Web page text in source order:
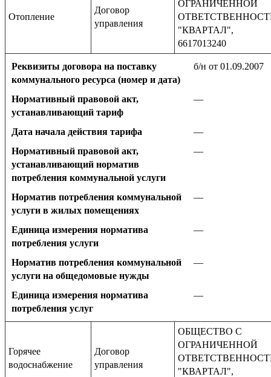
Отопление
Договор
управления
ОГРАНИЧЕННОЙ
"КВАРТАЛ",
6617013240
Реквизиты договора на поставку
коммунального ресурса (номер и дата)
б/н от 01.09.2007
Нормативный правовой акт,
устанавливающий тариф
—
Дата начала действия тарифа
—
Нормативный правовой акт,
устанавливающий норматив
потребления коммунальной услуги
—
Норматив потребления коммунальной
услуги в жилых помещениях
—
Единица измерения норматива
потребления услуги
—
Норматив потребления коммунальной
услуги на общедомовые нужды
—
Единица измерения норматива
потребления услуг
—
Горячее
водоснабжение
Договор
управления
ОБЩЕСТВО С
ОГРАНИЧЕННОЙ
"КВАРТАЛ",